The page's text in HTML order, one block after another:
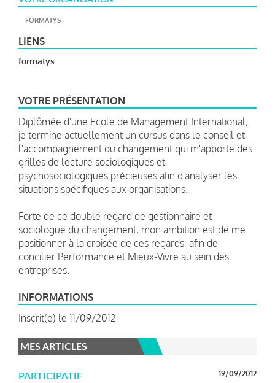
FORMATYS
LIENS
formatys
VOTRE PRÉSENTATION
Diplômée d'une Ecole de Management International,
je termine actuellement un cursus dans le conseil et
l'accompagnement du changement qui m'apporte des
grilles de lecture sociologiques et
psychosociologiques précieuses afin d'analyser les
situations spécifiques aux organisations.
Forte de ce double regard de gestionnaire et
sociologue du changement, mon ambition est de me
positionner à la croisée de ces regards, afin de
concilier Performance et Mieux-Vivre au sein des
entreprises.
INFORMATIONS
Inscrit(e) le 11/09/2012
MES ARTICLES
PARTICIPATIF 19/09/2012